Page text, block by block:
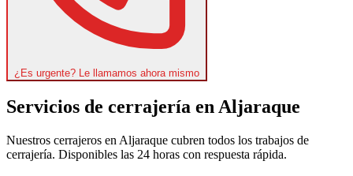
¿Es urgente? Le llamamos ahora mismo
Servicios de cerrajería en Aljaraque
Nuestros cerrajeros en Aljaraque cubren todos los trabajos de
cerrajería. Disponibles las 24 horas con respuesta rápida.